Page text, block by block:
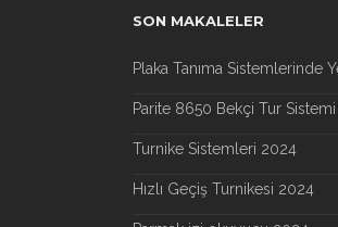
SON MAKALELER
Plaka Tanıma Sistemlerinde
Parite 8650 Bekçi Tur Sistemi
Turnike Sistemleri 2024
Hızlı Geçiş Turnikesi 2024